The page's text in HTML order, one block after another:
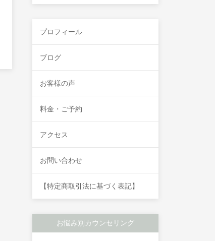
プロフィール
ブログ
お客様の声
料金・ご予約
アクセス
お問い合わせ
【特定商取引法に基づく表記】
お悩み別カウンセリング